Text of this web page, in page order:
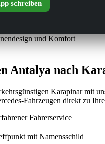
schreiben
Antalya nach
Karapinar mit
Fahrzeugen direkt zu